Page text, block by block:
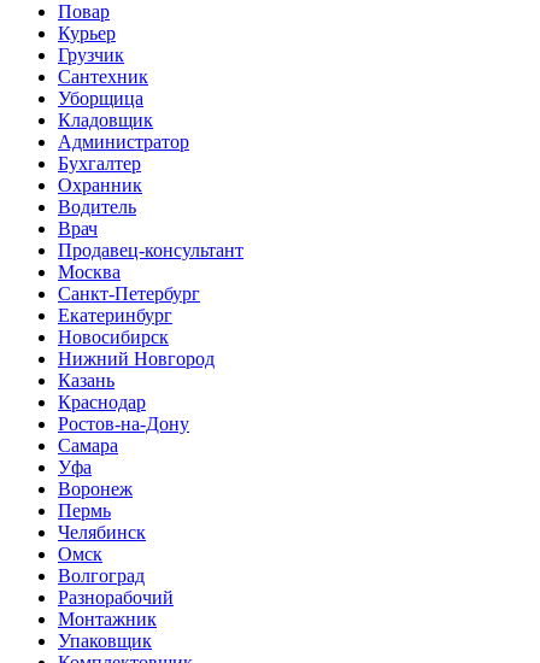
Повар
Курьер
Грузчик
Сантехник
Уборщица
Кладовщик
Администратор
Бухгалтер
Охранник
Водитель
Врач
Продавец-консультант
Москва
Санкт-Петербург
Екатеринбург
Новосибирск
Нижний Новгород
Казань
Краснодар
Ростов-на-Дону
Самара
Уфа
Воронеж
Пермь
Челябинск
Омск
Волгоград
Разнорабочий
Монтажник
Упаковщик